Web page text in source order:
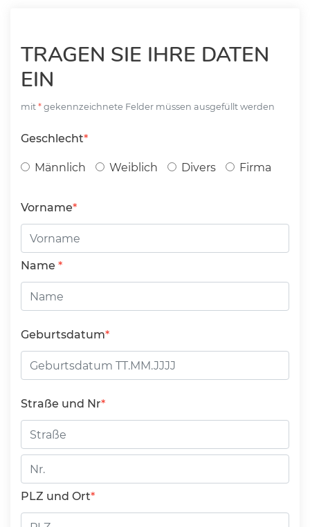
TRAGEN SIE IHRE DATEN
EIN
mit gekennzeichnete Felder müssen ausgefüllt werden
Geschlecht
Männlich Weiblich Divers Firma
Vorname
Name
Geburtsdatum
Straße und Nr
Straße
Hausnummer
PLZ und Ort
PLZ